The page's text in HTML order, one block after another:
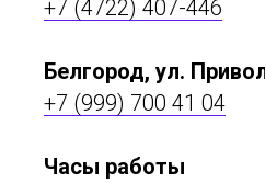
+7 (4722) 407-446
Белгород, ул.
+7 (999) 700 41 04
Часы работы